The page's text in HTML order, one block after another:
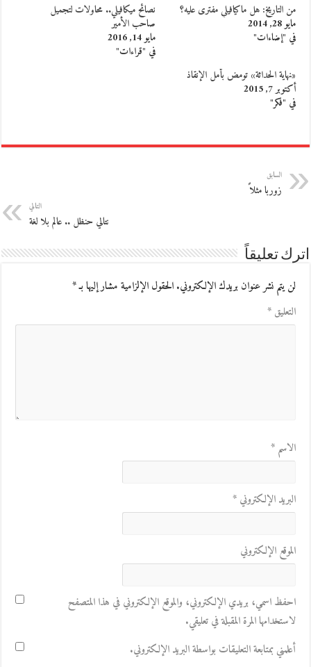
من التاريخ: هل ماكيافيلي مفترى عليه؟
مايو 28, 2014
في "إضاءات"
نصائح ميكافيلي.. محاولات لتجميل
صاحب الأمير
مايو 14, 2016
في "قراءات"
«نهاية الحداثة» تومض بأمل الإنقاذ
أكتوبر 7, 2015
في "فكر"
السابق
زوربا مثلاً
التالي
نتالي حنظل .. عالم بلا لغة
اترك تعليقاً
لن يتم نشر عنوان بريدك الإلكتروني.الحقول الإلزامية مشار إليها بـ*
التعليق*
الاسم*
البريد الإلكتروني*
الموقع الإلكتروني
احفظ اسمي، بريدي الإلكتروني، والموقع الإلكتروني في هذا المتصفح
لاستخدامها المرة المقبلة في تعليقي.
أعلمني بمتابعة التعليقات بواسطة البريد الإلكتروني.